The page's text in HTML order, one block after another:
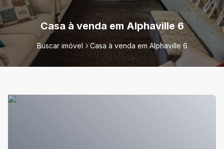
Casa à venda em Alphaville 6
Buscar imóvel Casa à venda em Alphaville 6